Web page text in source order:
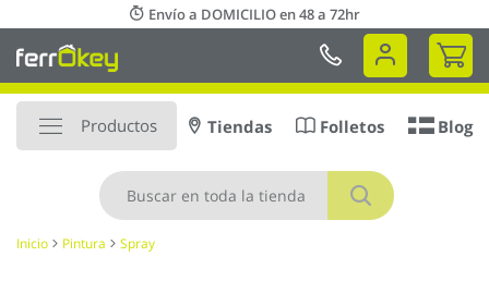
al
contenido
Envío a DOMICILIO en 48 a 72hr
Mi
Productos
Buscar
Tiendas Folletos Blog
Inicio Pintura Spray